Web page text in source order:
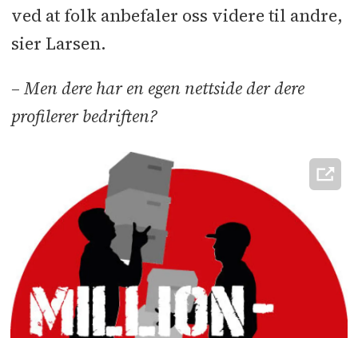
ved at folk anbefaler oss videre til andre,
sier Larsen.
– Men dere har en egen nettside der dere
profilerer bedriften?